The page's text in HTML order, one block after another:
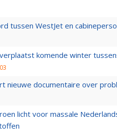
tussen WestJet en
komende winter
nieuwe documentaire over
licht voor massale